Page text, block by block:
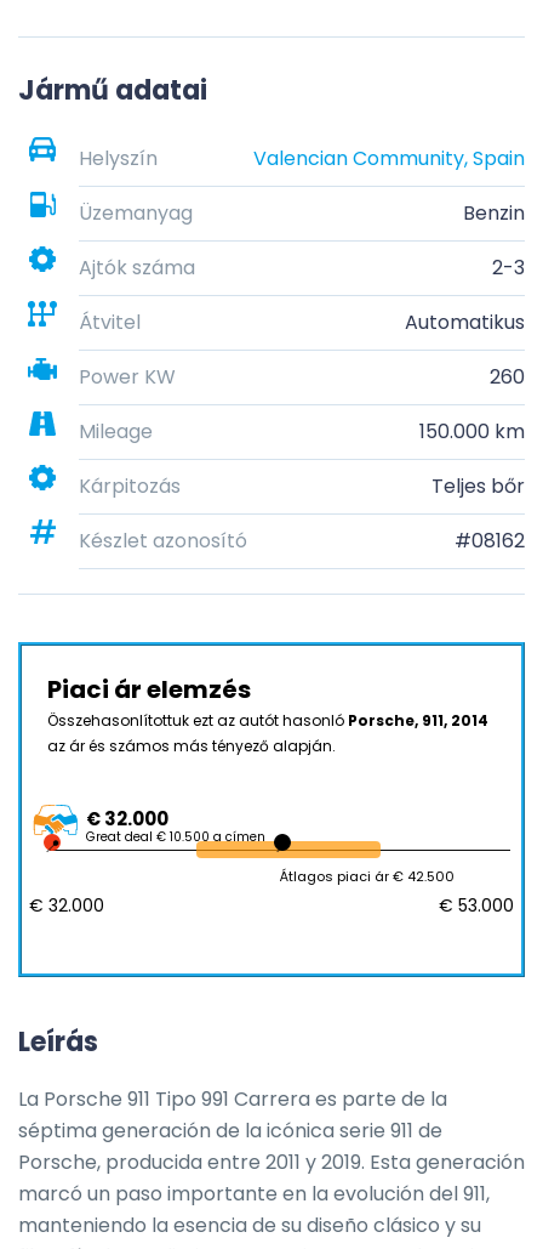
Jármű adatai
Helyszín
Valencian Community, Spain
Üzemanyag
Benzin
Ajtók száma
2-3
Átvitel
Automatikus
Power KW
260
Mileage
150.000 km
Kárpitozás
Teljes bőr
Készlet azonosító
#08162
Piaci ár elemzés
Összehasonlítottuk ezt az autót hasonló Porsche, 911, 2014
az ár és számos más tényező alapján.
€ 32.000
Great deal € 10.500 a címen
Átlagos piaci ár € 42.500
€ 32.000 € 53.000
Leírás
La Porsche 911 Tipo 991 Carrera es parte de la
séptima generación de la icónica serie 911 de
Porsche, producida entre 2011 y 2019. Esta generación
marcó un paso importante en la evolución del 911,
manteniendo la esencia de su diseño clásico y su